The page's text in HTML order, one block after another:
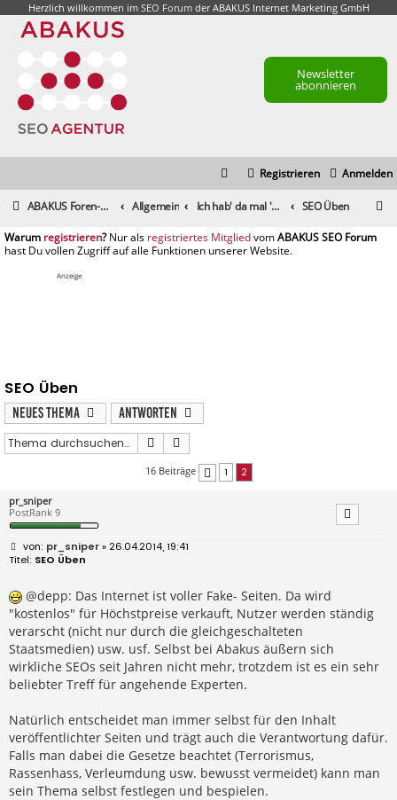
Herzlich willkommen im SEO Forumder ABAKUS Internet Marketing GmbH
Newsletter
abonnieren
Anmelden
Registrieren
ABAKUS Foren-Übersicht Allgemein Ich hab' da mal 'ne Frage SEO Üben
registrieren registriertes Mitglied
Anzeige
SEO Üben
Neues Thema
Antworten
Suche
16 Beiträge Vorherige
1 2
pr_sniper
PostRank 9
B
e
i
r
a
g
pr_sniper» 26.04.2014, 19:41
SEO Üben
@depp: Das Internet ist voller Fake- Seiten. Da wird
"kostenlos" für Höchstpreise verkauft, Nutzer werden ständig
verarscht (nicht nur durch die gleichgeschalteten
Staatsmedien) usw. usf. Selbst bei Abakus äußern sich
wirkliche SEOs seit Jahren nicht mehr, trotzdem ist es ein sehr
beliebter Treff für angehende Experten.
Natürlich entscheidet man immer selbst für den Inhalt
veröffentlichter Seiten und trägt auch die Verantwortung dafür.
Falls man dabei die Gesetze beachtet (Terrorismus,
Rassenhass, Verleumdung usw. bewusst vermeidet) kann man
sein Thema selbst festlegen und bespielen.